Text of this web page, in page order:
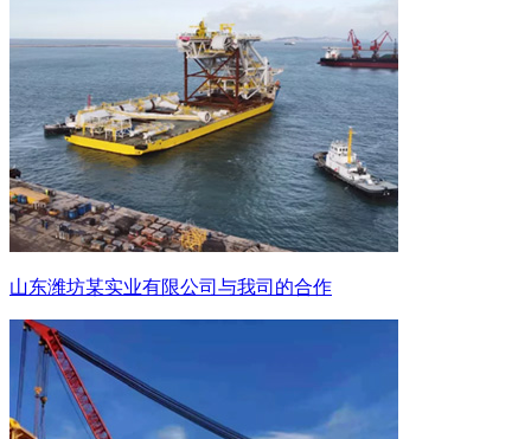
山东潍坊某实业有限公司与我司的合作